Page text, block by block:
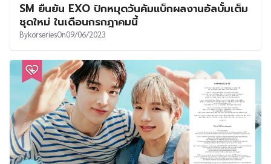
SM ยืนยัน EXO ปักหมุดวันคัมแบ็กผลงานอัลบั้มเต็ม
ชุดใหม่ ในเดือนกรกฎาคมนี้
BykorseriesOn09/06/2023